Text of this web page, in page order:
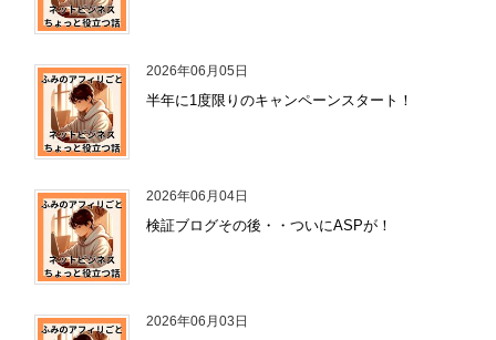
2026年06月05日
半年に1度限りのキャンペーンスタート！
2026年06月04日
検証ブログその後・・ついにASPが！
2026年06月03日